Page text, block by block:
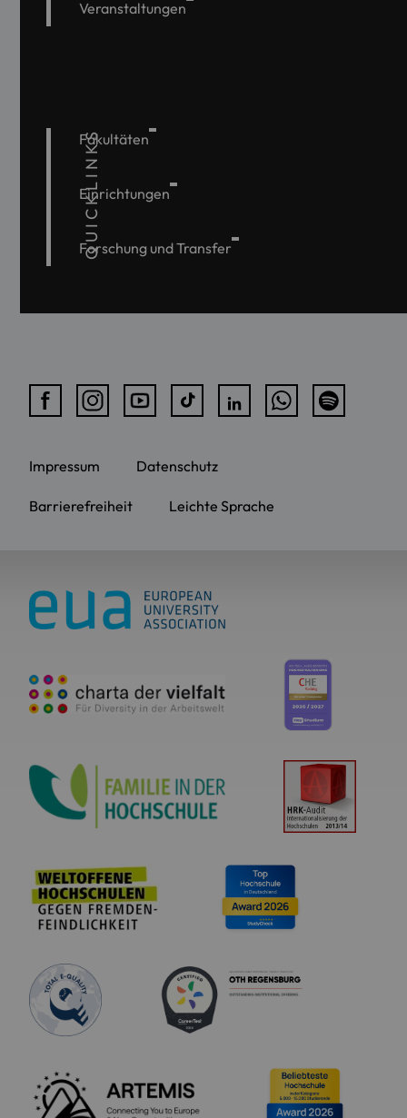
Veranstaltungen
QUICKLINKS
Fakultäten
Einrichtungen
Forschung und Transfer
Impressum Datenschutz
Barrierefreiheit Leichte Sprache